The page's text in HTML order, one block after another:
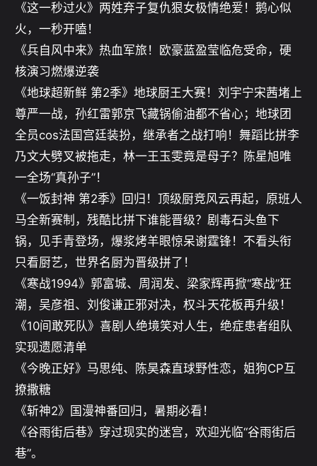
《这一秒过火》两姓弃子复仇狠女极情绝爱！鹅心似
火，一秒开嗑！
《兵自风中来》热血军旅！欧豪蓝盈莹临危受命，硬
核演习燃爆逆袭
《地球超新鲜 第2季》地球厨王大赛！刘宇宁宋茜堵上
尊严一战，孙红雷郭京飞藏锅偷油都不省心；地球团
全员cos法国宫廷装扮，继承者之战打响！舞蹈比拼李
乃文大劈叉被拖走，林一王玉雯竟是母子？陈星旭唯
一全场“真孙子”！
《一饭封神 第2季》回归！顶级厨竞风云再起，原班人
马全新赛制，残酷比拼下谁能晋级？剧毒石头鱼下
锅，见手青登场，爆浆烤羊眼惊呆谢霆锋！不看头衔
只看厨艺，世界名厨为晋级拼了！
《寒战1994》郭富城、周润发、梁家辉再掀“寒战”狂
潮，吴彦祖、刘俊谦正邪对决，权斗天花板再升级！
《10间敢死队》喜剧人绝境笑对人生，绝症患者组队
实现遗愿清单
《今晚正好》马思纯、陈昊森直球野性恋，姐狗CP互
撩撒糖
《斩神2》国漫神番回归，暑期必看！
《谷雨街后巷》穿过现实的迷宫，欢迎光临“谷雨街后
巷”。